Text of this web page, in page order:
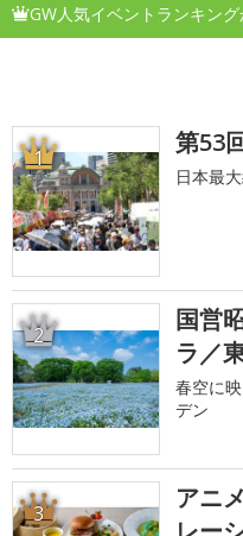
GW人気イベントランキング
1 第53
日本最
2
国営
ラ／
春空に
デン
3
アニ